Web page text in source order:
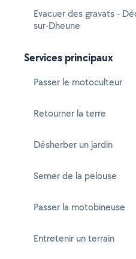
Evacuer des gravats -
sur-Dheune
Services principaux
Passer le motoculteur
Retourner la terre
Désherber un jardin
Semer de la pelouse
Passer la motobineuse
Entretenir un terrain